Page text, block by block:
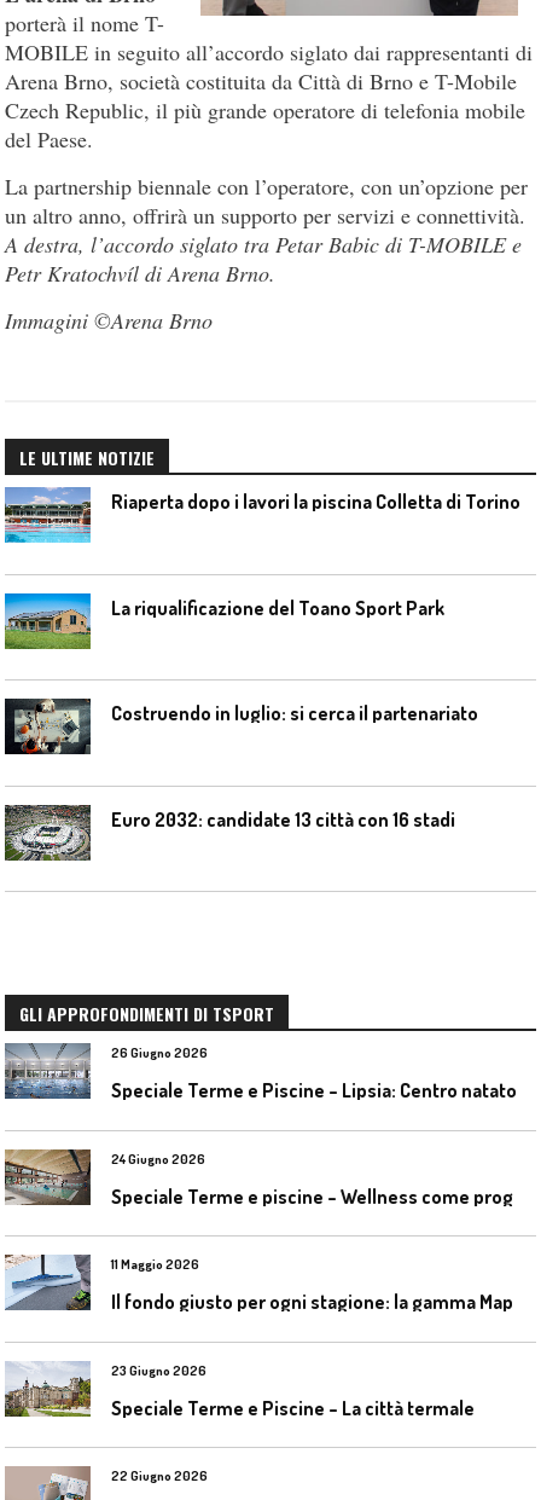
porterà il nome T-
MOBILE in seguito all’accordo siglato dai rappresentanti di
Arena Brno, società costituita da Città di Brno e T-Mobile
Czech Republic, il più grande operatore di telefonia mobile
del Paese.
La partnership biennale con l’operatore, con un’opzione per
un altro anno, offrirà un supporto per servizi e connettività.
A destra, l’accordo siglato tra Petar Babic di T-MOBILE e
Petr Kratochvíl di Arena Brno.
Immagini ©Arena Brno
LE ULTIME NOTIZIE
Riaperta dopo i lavori la piscina Colletta di Torino
La riqualificazione del Toano Sport Park
Costruendo in luglio: si cerca il partenariato
Euro 2032: candidate 13 città con 16 stadi
GLI APPROFONDIMENTI DI TSPORT
26 Giugno 2026
24 Giugno 2026
11 Maggio 2026
23 Giugno 2026
Speciale Terme e Piscine – La città termale
22 Giugno 2026